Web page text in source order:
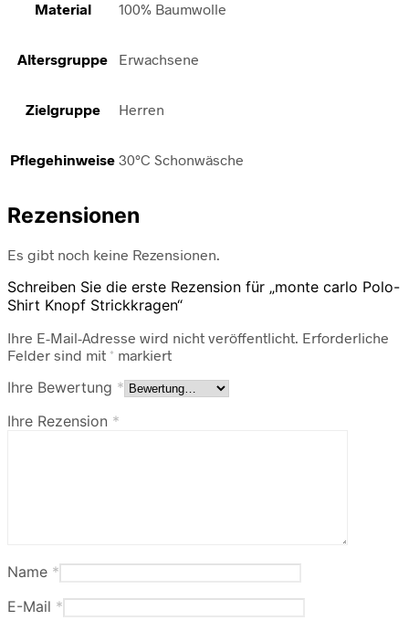
Material 100% Baumwolle
Altersgruppe Erwachsene
Zielgruppe Herren
Pflegehinweise 30°C Schonwäsche
Rezensionen
Es gibt noch keine Rezensionen.
Schreiben Sie die erste Rezension für „monte carlo Polo-
Shirt Knopf Strickkragen“
Ihre E-Mail-Adresse wird nicht veröffentlicht. Erforderliche
Felder sind mit * markiert
Ihre Bewertung *
Ihre Rezension *
Name *
E-Mail *